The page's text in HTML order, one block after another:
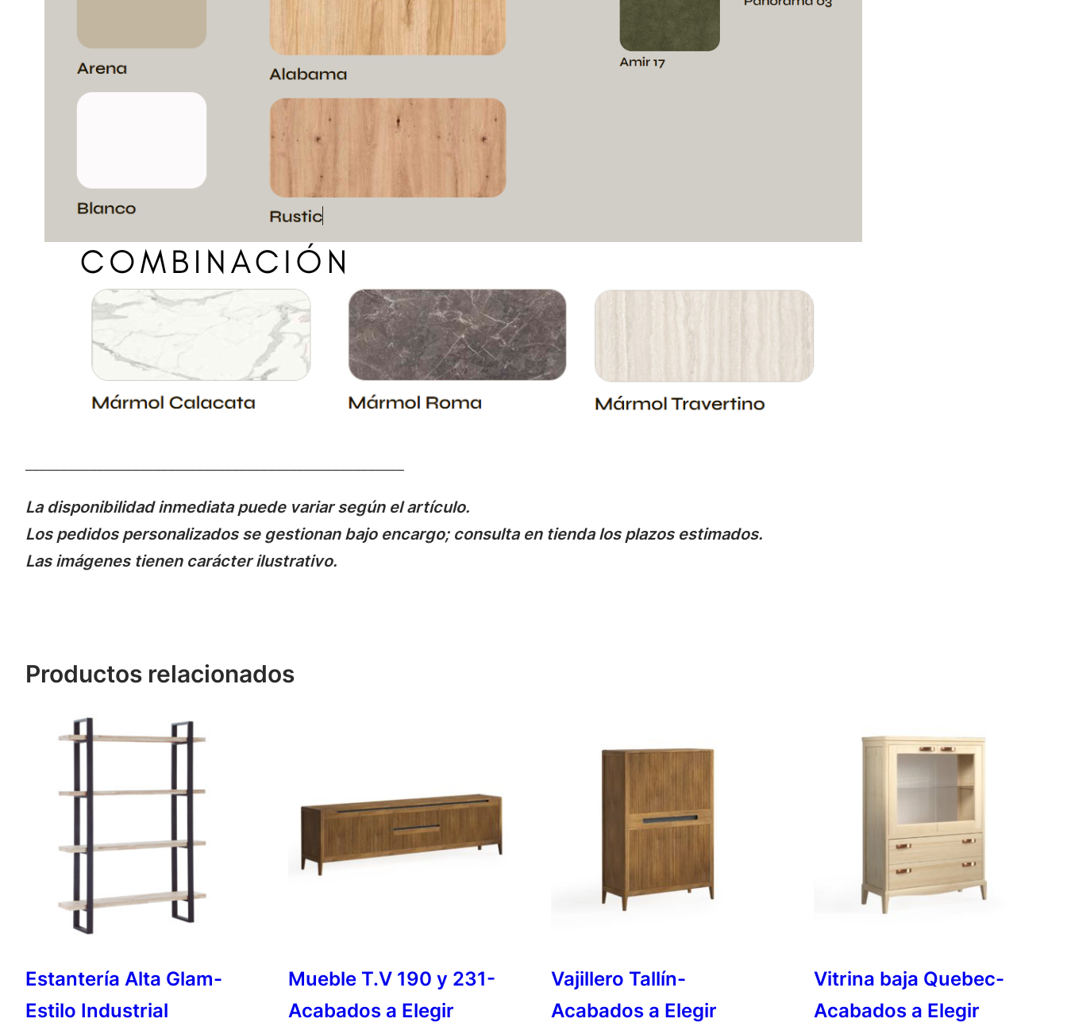
La disponibilidad inmediata puede variar según el artículo.
Los pedidos personalizados se gestionan bajo encargo; consulta en tienda los plazos estimados.
Las imágenes tienen carácter ilustrativo.
Productos relacionados
Estantería Alta Glam-
Estilo Industrial
Mueble T.V 190 y 231-
Acabados a Elegir
Vajillero Tallín-
Acabados a Elegir
Vitrina baja Quebec-
Acabados a Elegir